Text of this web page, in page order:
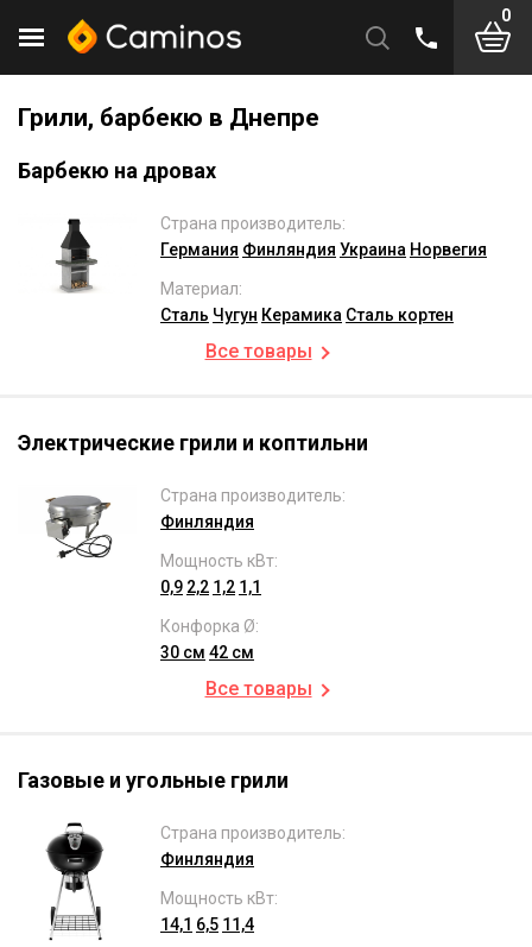
0
Грили, барбекю в Днепре
Барбекю на дровах
Страна производитель:
Германия Финляндия Украина Норвегия
Материал:
Сталь Чугун Керамика Сталь кортен
Все товары
Электрические грили и коптильни
Страна производитель:
Финляндия
Мощность кВт:
0,9 2,2 1,2 1,1
Конфорка Ø:
30 см 42 см
Все товары
Газовые и угольные грили
Страна производитель:
Финляндия
Мощность кВт:
14,1 6,5 11,4